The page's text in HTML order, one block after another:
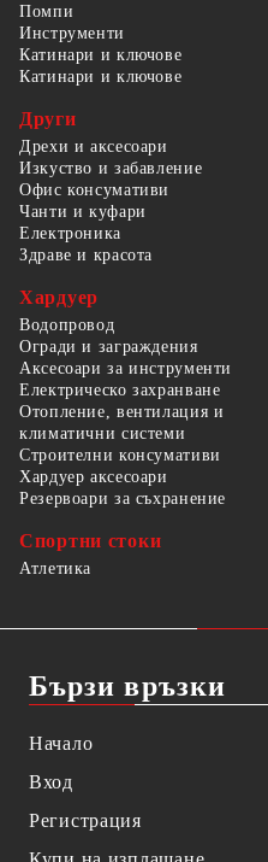
Помпи
Инструменти
Катинари и ключове
Катинари и ключове
Други
Дрехи и аксесоари
Изкуство и забавление
Офис консумативи
Чанти и куфари
Електроника
Здраве и красота
Хардуер
Водопровод
Огради и заграждения
Аксесоари за инструменти
Електрическо захранване
Отопление, вентилация и
климатични системи
Строителни консумативи
Хардуер аксесоари
Резервоари за съхранение
Спортни стоки
Атлетика
Бързи връзки
Начало
Вход
Регистрация